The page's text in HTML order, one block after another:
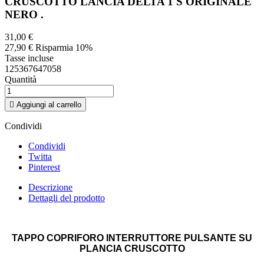
NERO .
31,00 €
27,90 € Risparmia 10%
Tasse incluse
125367647058
Quantità
 Aggiungi al carrello
Condividi
Condividi
Twitta
Pinterest
Descrizione
Dettagli del prodotto
TAPPO COPRIFORO INTERRUTTORE PULSANTE SU
PLANCIA CRUSCOTTO